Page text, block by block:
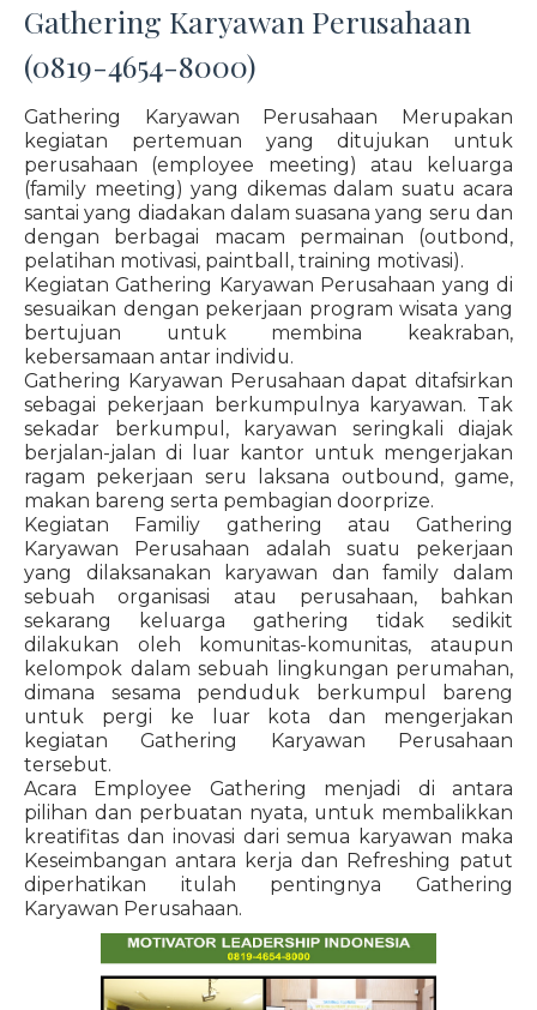
Gathering Karyawan Perusahaan
(0819-4654-8000)
Gathering Karyawan Perusahaan Merupakan
kegiatan pertemuan yang ditujukan untuk
perusahaan (employee meeting) atau keluarga
(family meeting) yang dikemas dalam suatu acara
santai yang diadakan dalam suasana yang seru dan
dengan berbagai macam permainan (outbond,
pelatihan motivasi, paintball, training motivasi).
Kegiatan Gathering Karyawan Perusahaan yang di
sesuaikan dengan pekerjaan program wisata yang
bertujuan untuk membina keakraban,
kebersamaan antar individu.
Gathering Karyawan Perusahaan dapat ditafsirkan
sebagai pekerjaan berkumpulnya karyawan. Tak
sekadar berkumpul, karyawan seringkali diajak
berjalan-jalan di luar kantor untuk mengerjakan
ragam pekerjaan seru laksana outbound, game,
makan bareng serta pembagian doorprize.
Kegiatan Familiy gathering atau Gathering
Karyawan Perusahaan adalah suatu pekerjaan
yang dilaksanakan karyawan dan family dalam
sebuah organisasi atau perusahaan, bahkan
sekarang keluarga gathering tidak sedikit
dilakukan oleh komunitas-komunitas, ataupun
kelompok dalam sebuah lingkungan perumahan,
dimana sesama penduduk berkumpul bareng
untuk pergi ke luar kota dan mengerjakan
kegiatan Gathering Karyawan Perusahaan
tersebut.
Acara Employee Gathering menjadi di antara
pilihan dan perbuatan nyata, untuk membalikkan
kreatifitas dan inovasi dari semua karyawan maka
Keseimbangan antara kerja dan Refreshing patut
diperhatikan itulah pentingnya Gathering
Karyawan Perusahaan.